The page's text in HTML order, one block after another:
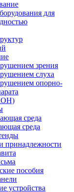
для
зрения
слуха
опорно-
среда
среда
принадлежности
пособия
устройства